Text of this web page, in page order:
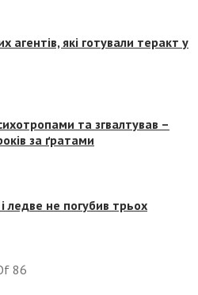
агентів, які готували теракт у
та згвалтував –
за ґратами
ледве не погубив трьох
86